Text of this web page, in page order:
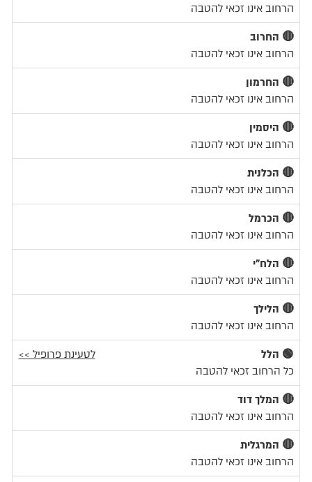
הרחוב אינו זכאי להטבה
🔴 החרוב
הרחוב אינו זכאי להטבה
🔴 החרמון
הרחוב אינו זכאי להטבה
🔴 היסמין
הרחוב אינו זכאי להטבה
🔴 הכלנית
הרחוב אינו זכאי להטבה
🔴 הכרמל
הרחוב אינו זכאי להטבה
🔴 הלח"י
הרחוב אינו זכאי להטבה
🔴 הלילך
הרחוב אינו זכאי להטבה
🟢 הלל
לטעינת פרופיל >>
כל הרחוב זכאי להטבה
🔴 המלך דוד
הרחוב אינו זכאי להטבה
🔴 המרגלית
הרחוב אינו זכאי להטבה